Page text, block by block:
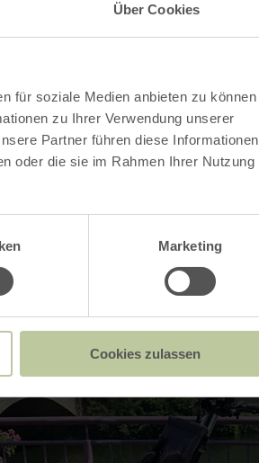
Über Cookies
für soziale Medien anbieten zu können
zu Ihrer Verwendung unserer
Partner führen diese Informationen
oder die sie im Rahmen Ihrer Nutzung
Marketing
Cookies zulassen